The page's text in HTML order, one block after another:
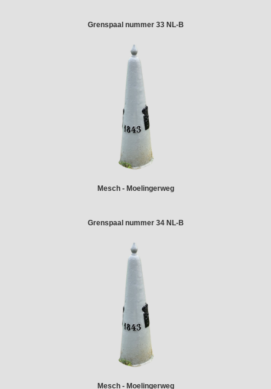
Grenspaal nummer 33 NL-B
Mesch - Moelingerweg
Grenspaal nummer 34 NL-B
Mesch - Moelingerweg